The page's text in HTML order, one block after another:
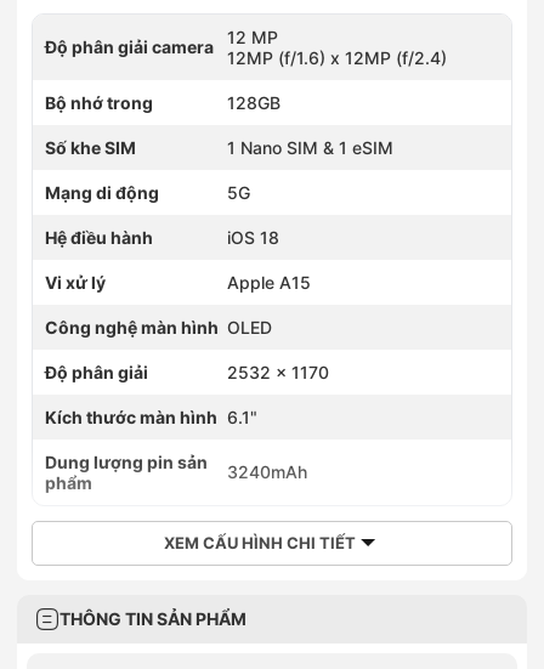
Độ phân giải camera
12 MP
12MP (f/1.6) x 12MP (f/2.4)
Bộ nhớ trong 128GB
Số khe SIM 1 Nano SIM & 1 eSIM
Mạng di động 5G
Hệ điều hành iOS 18
Vi xử lý Apple A15
Công nghệ màn hình OLED
Độ phân giải 2532 x 1170
Kích thước màn hình 6.1"
Dung lượng pin sản
phẩm
3240mAh
XEM CẤU HÌNH CHI TIẾT
THÔNG TIN SẢN PHẨM